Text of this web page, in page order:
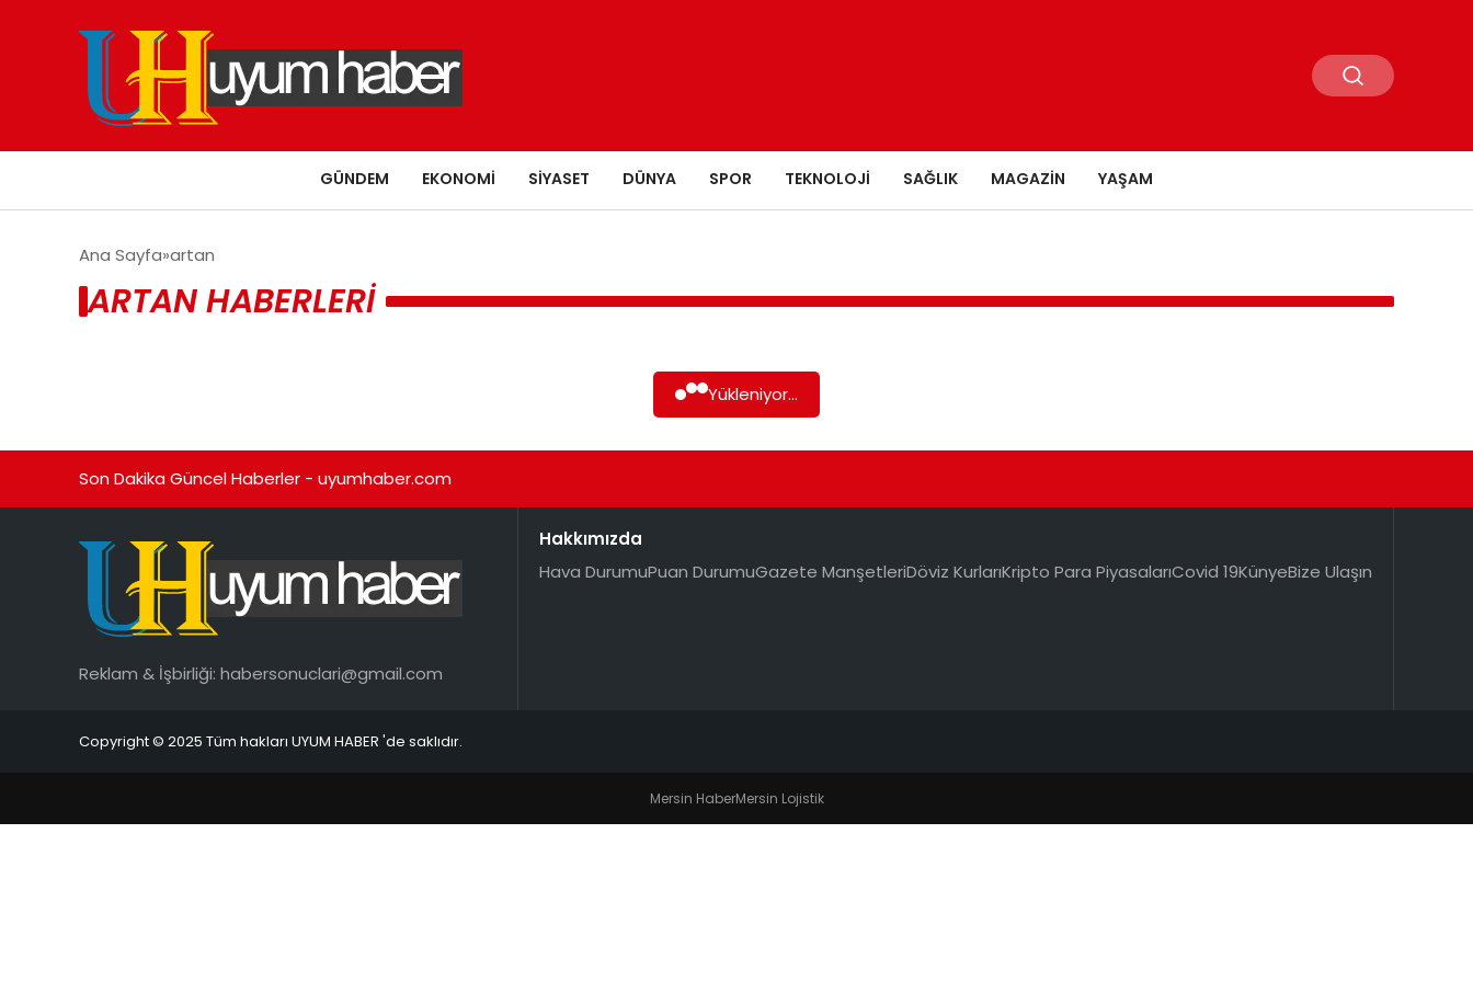
GÜNDEM EKONOMI SIYASET DÜNYA SPOR TEKNOLOJI SAĞLIK MAGAZIN YAŞAM
Ana Sayfa artan
ARTAN HABERLERI
Yükleniyor...
Son Dakika Güncel Haberler - uyumhaber.com
Reklam & İşbirliği: habersonuclari@gmail.com
Hakkımızda
Hava DurumuPuan DurumuGazete ManşetleriDöviz KurlarıKripto Para PiyasalarıCovid 19KünyeBize Ulaşın
Copyright © 2025 Tüm hakları UYUM HABER 'de saklıdır.
Mersin HaberMersin Lojistik